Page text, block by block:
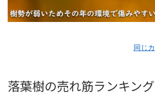
同じ
落葉樹の売れ筋ランキング